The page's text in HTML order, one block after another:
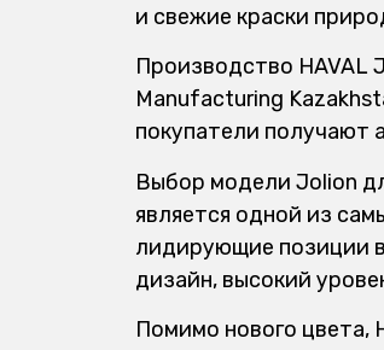
и свежие краски
Производство HAVAL
Manufacturing
покупатели получают
Выбор модели Jolion
является одной из
лидирующие позиции в
дизайн, высокий
Помимо нового цвета,